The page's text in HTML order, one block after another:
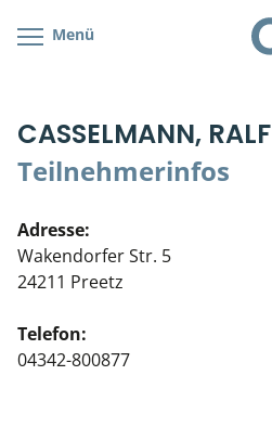
Menü
CASSELMANN, RALF
Teilnehmerinfos
Adresse:
Wakendorfer Str. 5
24211 Preetz
Telefon:
04342-800877
Cranial/Neurale Osteopathie
Parietale Osteopathie
Viszerale Osteopathie
Klinische & Praktische Kurse
Prüfung & Zertifikation
Bonus-Programm
Veranstaltungsticket DB
Wissenswertes
Teilnehmerliste
Stellenbörse
Soziales Engagement